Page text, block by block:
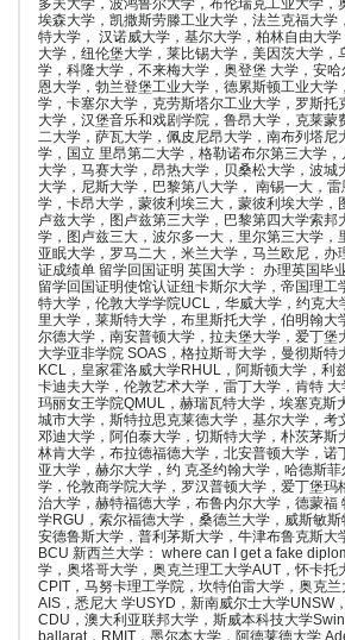
多夫大学，波鸿鲁尔大学，布伦瑞克工业大学，
埃森大学，凯撒斯劳滕工业大学，法兰克福大学
特大学， 汉诺威大学，基尔大学，柏林自由大
大学，纽伦堡大学，莱比锡大学，美因茨大学，
学，科隆大学，不来梅大学，奥登堡 大学，安
恩大学，勃兰登堡工业大学，德累斯顿工业大学
学，卡塞尔大学，克劳斯塔尔工业大学，罗斯托
大学，汉堡音乐和戏剧学院，鲁昂大学，克莱蒙
二大学，萨瓦大学，佩皮尼昂大学，南布列塔尼
学，国立 里昂第二大学，格勒诺布尔第三大学
大学，马赛大学，昂热大学，贝桑松大学，波城
大学，尼斯大学，巴黎第八大学， 南锡一大，
学，卡昂大学，蒙彼利埃三大，蒙彼利埃大学，
卢兹大学，图卢兹第三大学，巴黎第四大学索邦
学，图卢兹三大，波尔多一大，里尔第三大学，
亚眠大学，罗马二大，米兰大学，马兰欧尼，办
证成绩单 留学回国证明 英国大学： 办理英国毕
留学回国证明使馆认证纽卡斯尔大学，帝国理工
特大学，伦敦大学学院UCL，华威大学，约克大
里大学，莱斯特大学，布里斯托大学，伯明翰大
尔德大学，南安普顿大学，拉夫堡大学，爱丁堡
大学亚非学院 SOAS，格拉斯哥大学，曼彻斯特
KCL，皇家霍洛威大学RHUL，阿斯顿大学，利
卡迪夫大学，伦敦艺术大学，雷丁大学，肯特
玛丽女王学院QMUL，赫瑞瓦特大学，埃塞克斯
城市大学，斯特拉思克莱德大学，基尔大学，考
邓迪大学，阿伯泰大学，切斯特大学，朴茨茅斯
林肯大学，布拉德福德大学，北安普顿大学，诺
亚大学，赫尔大学，约 克圣约翰大学，哈德斯
学，伦敦商学院大学，罗汉普顿大学，爱丁堡玛
治大学，赫特福德大学，布鲁内尔大学，德蒙福
学RGU，索尔福德大学，桑德兰大学，威斯敏
安德鲁斯大学，普利茅斯大学，牛津布鲁克斯大
BCU 新西兰大学： where can I get a fake
学，奥塔哥大学，奥克兰理工大学AUT，怀卡托
CPIT，马努卡理工学院，坎特伯雷大学，奥克
AIS，悉尼大 学USYD，新南威尔士大学UNSW
CDU，澳大利亚联邦大学，斯威本科技大学